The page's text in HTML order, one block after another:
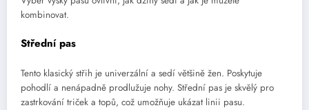
kombinovat.
Střední pas
Tento klasický střih je univerzální a sedí většině žen. Poskytuje
pohodlí a nenápadně prodlužuje nohy. Střední pas je skvělý pro
zastrkování triček a topů, což umožňuje ukázat linii pasu.